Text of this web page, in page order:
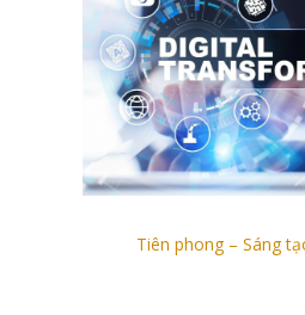
Tiên phong – Sáng